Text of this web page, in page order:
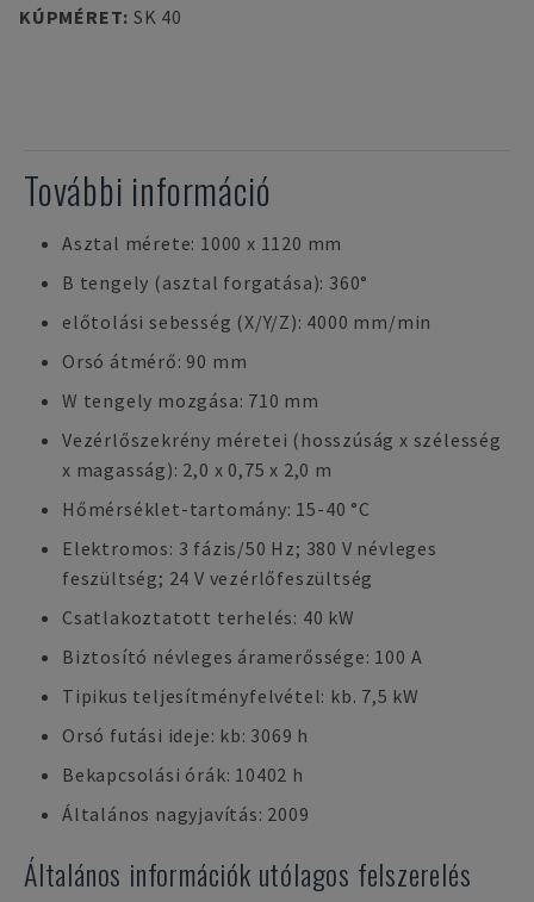
KÚPMÉRET: SK 40
További információ
Asztal mérete: 1000 x 1120 mm
B tengely (asztal forgatása): 360°
előtolási sebesség (X/Y/Z): 4000 mm/min
Orsó átmérő: 90 mm
W tengely mozgása: 710 mm
Vezérlőszekrény méretei (hosszúság x szélesség
x magasság): 2,0 x 0,75 x 2,0 m
Hőmérséklet-tartomány: 15-40 °C
Elektromos: 3 fázis/50 Hz; 380 V névleges
feszültség; 24 V vezérlőfeszültség
Csatlakoztatott terhelés: 40 kW
Biztosító névleges áramerőssége: 100 A
Tipikus teljesítményfelvétel: kb. 7,5 kW
Orsó futási ideje: kb: 3069 h
Bekapcsolási órák: 10402 h
Általános nagyjavítás: 2009
Általános információk utólagos felszerelés